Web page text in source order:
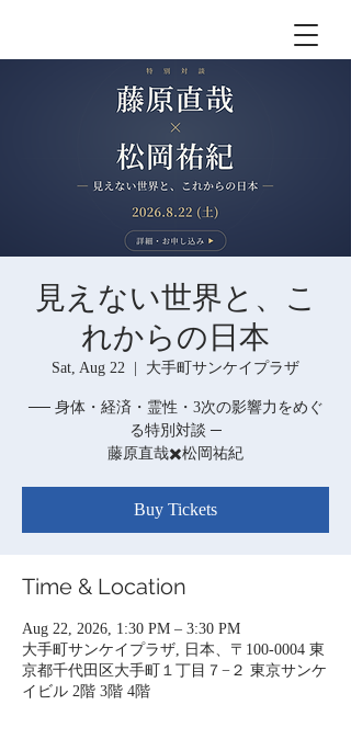
見えない世界と、こ
れからの日本
Sat, Aug 22 大手町サンケイプラザ
── 身体・経済・霊性・3次の影響力をめぐ
る特別対談 ─
藤原直哉✖️松岡祐紀
Buy Tickets
Time & Location
Aug 22, 2026, 1:30 PM – 3:30 PM
大手町サンケイプラザ, 日本、〒100-0004 東
京都千代田区大手町１丁目７−２ 東京サンケ
イビル 2階 3階 4階